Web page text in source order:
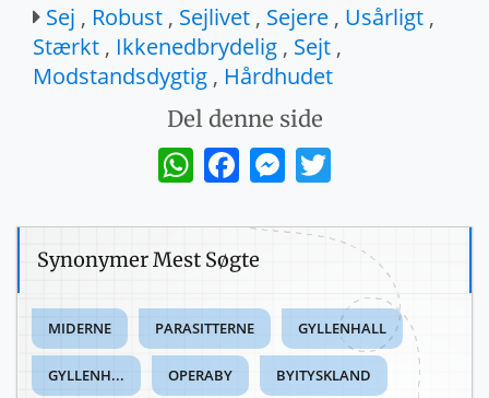
Sej , Robust , Sejlivet , Sejere , Usårligt ,
Stærkt , Ikkenedbrydelig , Sejt ,
Modstandsdygtig , Hårdhudet
Del denne side
WhatsAppFacebookMessenger
Synonymer Mest Søgte
MIDERNE PARASITTERNE GYLLENHALL
GYLLENH... OPERABY BYITYSKLAND